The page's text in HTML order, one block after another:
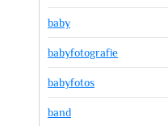
baby
babyfotografie
babyfotos
band